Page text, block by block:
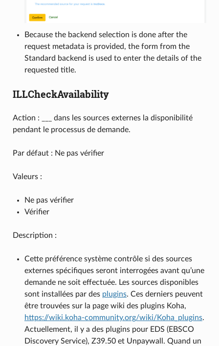
Because the backend selection is done after the
request metadata is provided, the form from the
Standard backend is used to enter the details of the
requested title.
ILLCheckAvailability
Action : ___ dans les sources externes la disponibilité
pendant le processus de demande.
Par défaut : Ne pas vérifier
Valeurs :
Ne pas vérifier
Vérifier
Description :
Cette préférence système contrôle si des sources
externes spécifiques seront interrogées avant qu’une
demande ne soit effectuée. Les sources disponibles
sont installées par des plugins. Ces derniers peuvent
être trouvées sur la page wiki des plugins Koha,
https://wiki.koha-community.org/wiki/Koha_plugins.
Actuellement, il y a des plugins pour EDS (EBSCO
Discovery Service), Z39.50 et Unpaywall. Quand un